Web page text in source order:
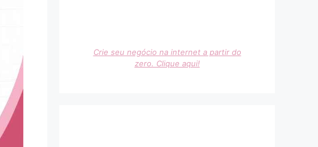
Crie seu negócio na internet a partir do
zero. Clique aqui!